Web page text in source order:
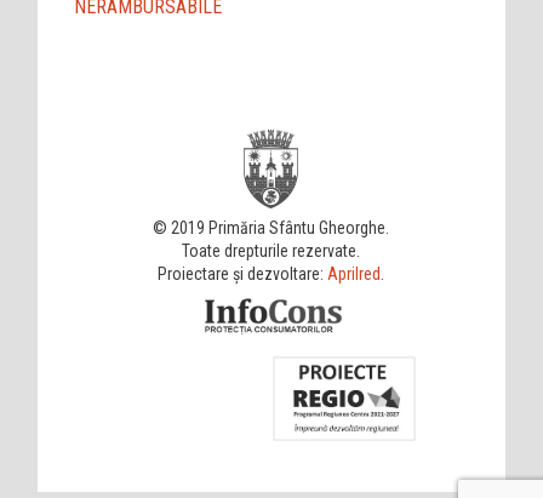
NERAMBURSABILE
© 2019 Primăria Sfântu Gheorghe.
Toate drepturile rezervate.
Proiectare și dezvoltare: Aprilred